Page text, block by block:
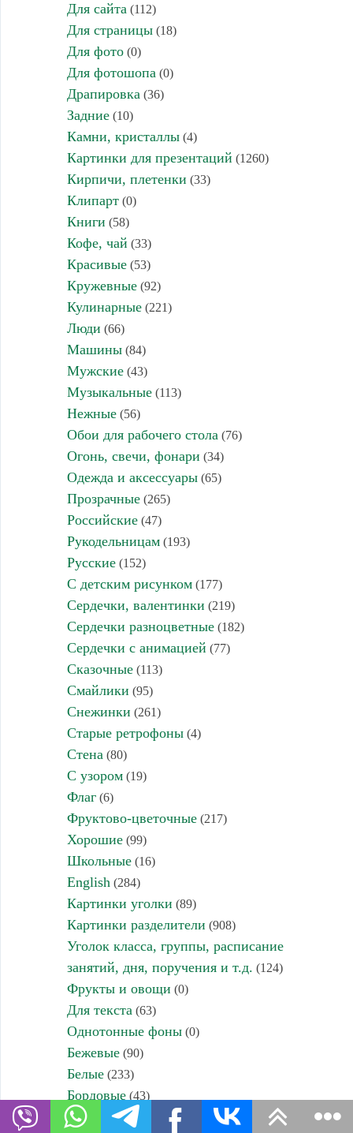
Для сайта (112)
Для страницы(18)
Для фото(0)
Для фотошопа (0)
Драпировка (36)
Задние(10)
Камни, кристаллы(4)
Картинки для презентаций (1260)
Кирпичи, плетенки (33)
Клипарт(0)
Книги (58)
Кофе, чай (33)
Красивые(53)
Кружевные(92)
Кулинарные(221)
Люди (66)
Машины(84)
Мужские(43)
Музыкальные(113)
Нежные(56)
Обои для рабочего стола (76)
Огонь, свечи, фонари (34)
Одежда и аксессуары(65)
Прозрачные(265)
Российские(47)
Рукодельницам(193)
Русские(152)
С детским рисунком(177)
Сердечки, валентинки (219)
Сердечки разноцветные(182)
Сердечки с анимацией (77)
Сказочные(113)
Смайлики (95)
Снежинки (261)
Старые ретрофоны(4)
Стена (80)
С узором(19)
Флаг(6)
Фруктово-цветочные(217)
Хорошие(99)
Школьные(16)
English (284)
Картинки уголки (89)
Картинки разделители (908)
Уголок класса, группы, расписание
занятий, дня, поручения и т.д. (124)
Фрукты и овощи (0)
Для текста (63)
Однотонные фоны(0)
Бежевые(90)
Белые(233)
Бордовые(43)
Голубые(233)